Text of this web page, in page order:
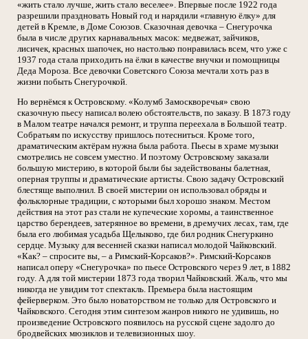
«жить стало лучше, жить стало веселее». Впервые после 1922 года
разрешили праздновать Новый год и нарядили «главную ёлку» для
детей в Кремле, в Доме Союзов. Сказочная девочка – Снегурочка
была в числе других карнавальных масок: медвежат, зайчиков,
лисичек, красных шапочек, но настолько понравилась всем, что уже с
1937 года стала приходить на ёлки в качестве внучки и помощницы
Деда Мороза. Все девочки Советского Союза мечтали хоть раз в
жизни побыть Снегурочкой.
Но вернёмся к Островскому. «Колумб Замоскворечья» свою
сказочную пьесу написал волею обстоятельств, по заказу. В 1873 году
в Малом театре начался ремонт, и труппа переехала в Большой театр.
Собратьям по искусству пришлось потесниться. Кроме того,
драматическим актёрам нужна была работа. Пьесы в храме музыки
смотрелись не совсем уместно. И поэтому Островскому заказали
большую мистерию, в которой были бы задействованы балетная,
оперная труппы и драматические артисты. Свою задачу Островский
блестяще выполнил. В своей мистерии он использовал обряды и
фольклорные традиции, с которыми был хорошо знаком. Местом
действия на этот раз стали не купеческие хоромы, а таинственное
царство берендеев, затерянное во времени, в дремучих лесах, там, где
была его любимая усадьба Щелыково, где бил родник Снегуркино
сердце. Музыку для весенней сказки написал молодой Чайковский.
«Как? – спросите вы, – а Римский-Корсаков?». Римский-Корсаков
написал оперу «Снегурочка» по пьесе Островского через 9 лет, в 1882
году. А для той мистерии 1873 года творил Чайковский. Жаль, что мы
никогда не увидим тот спектакль. Премьера была настоящим
фейерверком. Это было новаторством не только для Островского и
Чайковского. Сегодня этим синтезом жанров никого не удивишь, но
произведение Островского появилось на русской сцене задолго до
бродвейских мюзиклов и телевизионных шоу.